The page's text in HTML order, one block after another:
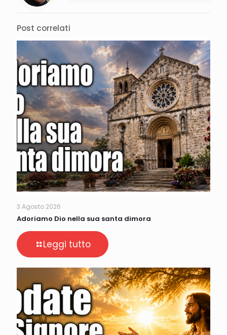
Post correlati
3 Agosto 2026
Adoriamo Dio nella sua santa dimora
Leggi tutto